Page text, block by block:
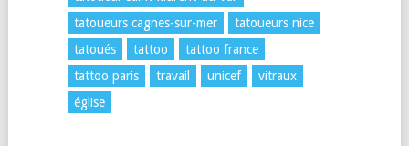
tatoueurs cagnes-sur-mer
tatoueurs nice
tatoués
tattoo
tattoo france
tattoo paris
travail unicef
vitraux
église